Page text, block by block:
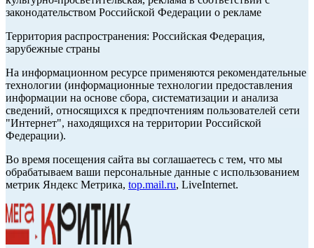
законодательством Российской Федерации о рекламе
Территория распространения: Российская Федерация,
зарубежные страны
На информационном ресурсе применяются рекомендательные
технологии (информационные технологии предоставления
информации на основе сбора, систематизации и анализа
сведений, относящихся к предпочтениям пользователей сети
"Интернет", находящихся на территории Российской
Федерации).
Во время посещения сайта вы соглашаетесь с тем, что мы
обрабатываем ваши персональные данные с использованием
метрик Яндекс Метрика, top.mail.ru, LiveInternet.